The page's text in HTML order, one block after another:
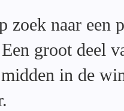
zoek naar een
groot deel
midden in de